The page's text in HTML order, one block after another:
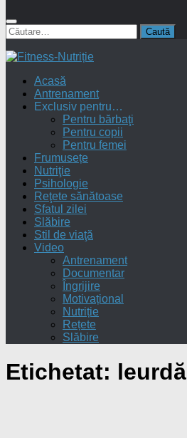
Caută
după:
Acasă
Antrenament
Exclusiv pentru…
Pentru bărbaţi
Pentru copii
Pentru femei
Frumusețe
Nutriţie
Psihologie
Reţete sănătoase
Sfatul zilei
Slăbire
Stil de viaţă
Video
Antrenament
Documentar
Îngrijire
Motivațional
Nutriție
Rețete
Slăbire
Etichetat: leurdă